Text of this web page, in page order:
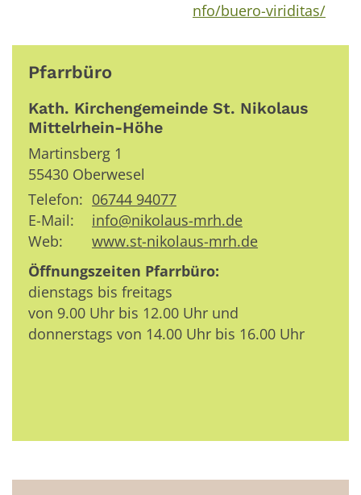
nfo/buero-viriditas/
Pfarrbüro
Kath. Kirchengemeinde St. Nikolaus
Mittelrhein-Höhe
Martinsberg 1
55430 Oberwesel
Telefon: 06744 94077
E-Mail:
info@nikolaus-mrh.de
Web:
www.st-nikolaus-mrh.de
Öffnungszeiten Pfarrbüro:
dienstags bis freitags
von 9.00 Uhr bis 12.00 Uhr und
donnerstags von 14.00 Uhr bis 16.00 Uhr